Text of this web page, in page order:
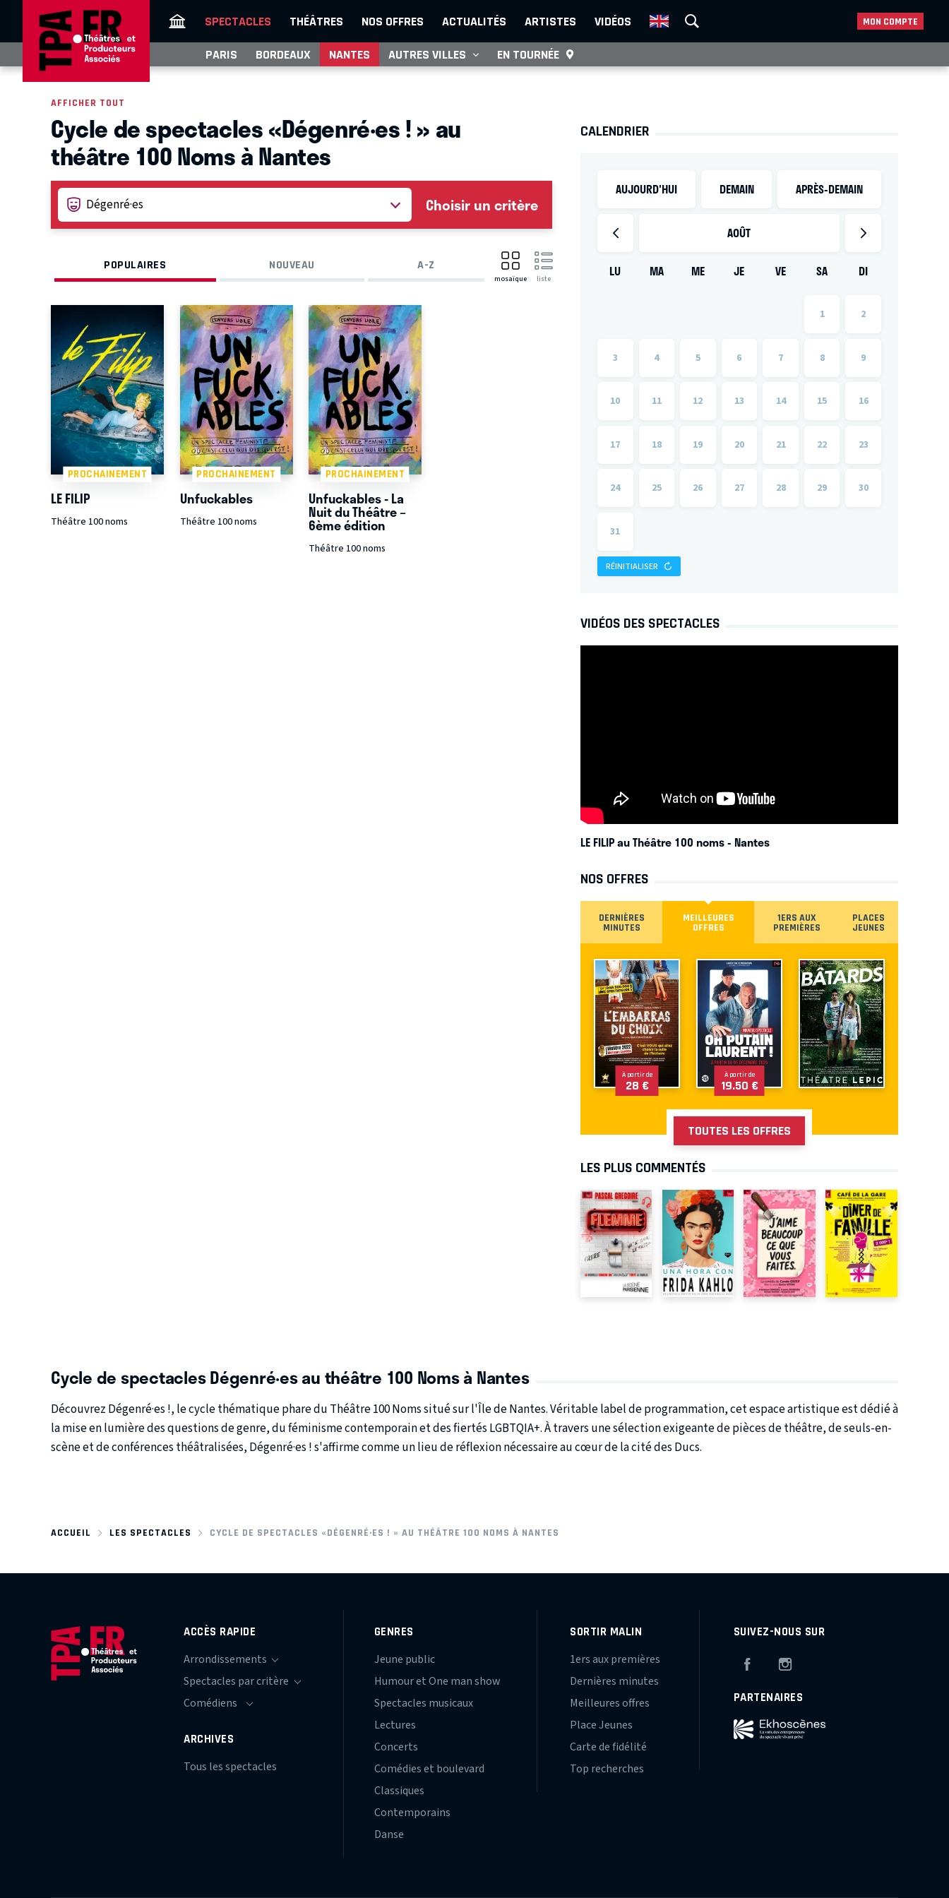
SPECTACLES THÉÂTRES NOS OFFRES ACTUALITÉS ARTISTES VIDÉOS MON COMPTE
PARIS BORDEAUX NANTES AUTRES VILLES EN TOURNÉE
AFFICHER TOUT
Cycle de spectacles «Dégenré·es ! » au
théâtre 100 Noms à Nantes
Choisir un critère
POPULAIRES NOUVEAU A-Z
mosaïque liste
PROCHAINEMENT
LE FILIP
Théâtre 100 noms
PROCHAINEMENT
Unfuckables
Théâtre 100 noms
PROCHAINEMENT
Unfuckables - La
Nuit du Théâtre –
6ème édition
Théâtre 100 noms
CALENDRIER
AUJOURD'HUI DEMAIN APRÈS-DEMAIN
AOÛT
LU MA ME JE VE SA DI
1 2
3 4 5 6 7 8 9
10 11 12 13 14 15 16
17 18 19 20 21 22 23
24 25 26 27 28 29 30
31
RÉINITIALISER
VIDÉOS DES SPECTACLES
LE FILIP au Théâtre 100 noms- Nantes
NOS OFFRES
DERNIÈRES
MINUTES
MEILLEURES
OFFRES
1ERS AUX
PREMIÈRES
PLACES
JEUNES
À partir de
28 €
À partir de
19.50 €
TOUTES LES OFFRES
LES PLUS COMMENTÉS
Cycle de spectacles Dégenré·es au théâtre 100 Noms à Nantes
Découvrez Dégenré·es !, le cycle thématique phare du Théâtre 100 Nomssitué sur l'Île de Nantes. Véritable label de programmation, cet espace artistique est dédié à
la mise en lumière desquestions de genre, duféminisme contemporainet desfiertés LGBTQIA+. À travers une sélection exigeante de pièces de théâtre, de seuls-en-
scène et de conférences théâtralisées, Dégenré·es ! s'affirme comme un lieu de réflexion nécessaire au cœur de la cité des Ducs.
ACCUEIL LES SPECTACLES CYCLE DE SPECTACLES «DÉGENRÉ·ES ! » AU THÉÂTRE 100 NOMS À NANTES
ACCÈS RAPIDE
ARCHIVES
Tous les spectacles
GENRES
Jeune public
Humour et One man show
Spectacles musicaux
Lectures
Concerts
Comédies et boulevard
Classiques
Contemporains
Danse
SORTIR MALIN
1ers aux premières
Dernières minutes
Meilleures offres
Place Jeunes
Carte de fidélité
Top recherches
SUIVEZ-NOUS SUR
Facebook
PARTENAIRES